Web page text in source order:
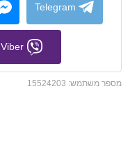
contents
Telegram
Viber
מספר משתמש: 15524203